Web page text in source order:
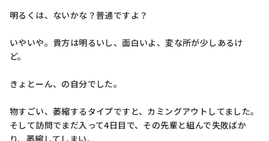
明るくは、ないかな？普通ですよ？
いやいや。貴方は明るいし、面白いよ、変な所が少しあるけ
ど。
きょとーん、の自分でした。
物すごい、萎縮するタイプですと、カミングアウトしてました。
そして訪問でまだ入って4日目で、その先輩と組んで失敗ばか